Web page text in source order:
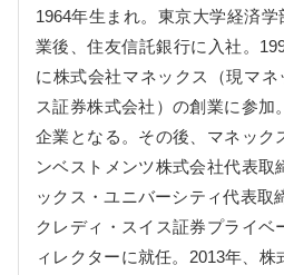
1964年生まれ。東京大学経済学
業後、住友信託銀行に入社。
に株式会社マネックス（現マネ
ス証券株式会社）の創業に参加
企業となる。その後、マネック
ンベストメンツ株式会社代表取
ックス・ユニバーシティ代表取
クレディ・スイス証券プライベ
ィレクターに就任。2013年、